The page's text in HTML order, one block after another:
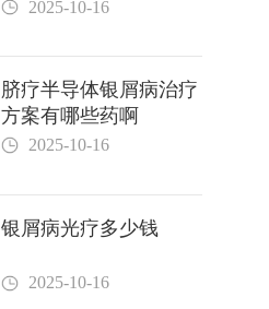
2025-10-16
脐疗半导体银屑病治疗
方案有哪些药啊
2025-10-16
银屑病光疗多少钱
2025-10-16